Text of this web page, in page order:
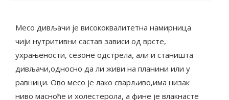
Месо дивљачи је висококвалитетна намирница
чији нутритивни састав зависи од врсте,
ухрањености, сезоне одстрела, али и станишта
дивљачи,односно да ли живи на планини или у
равници. Ово месо је лако сварљиво,има низак
ниво масноће и холестерола, а фине је влакнасте